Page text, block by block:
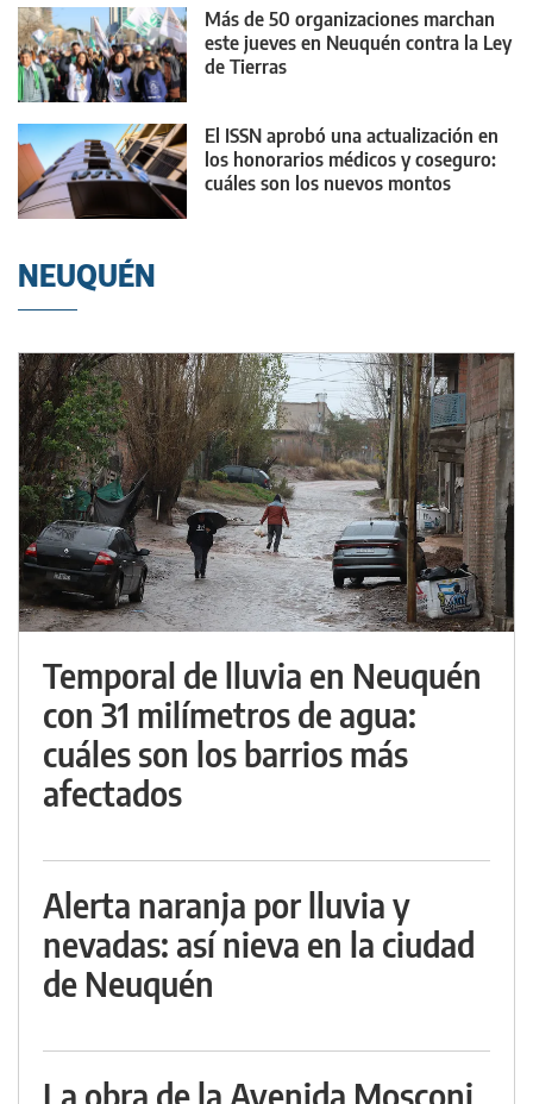
Más de 50 organizaciones marchan
este jueves en Neuquén contra la Ley
de Tierras
El ISSN aprobó una actualización en
los honorarios médicos y coseguro:
cuáles son los nuevos montos
NEUQUÉN
Temporal de lluvia en Neuquén
con 31 milímetros de agua:
cuáles son los barrios más
afectados
Alerta naranja por lluvia y
nevadas: así nieva en la ciudad
de Neuquén
La obra de la Avenida Mosconi